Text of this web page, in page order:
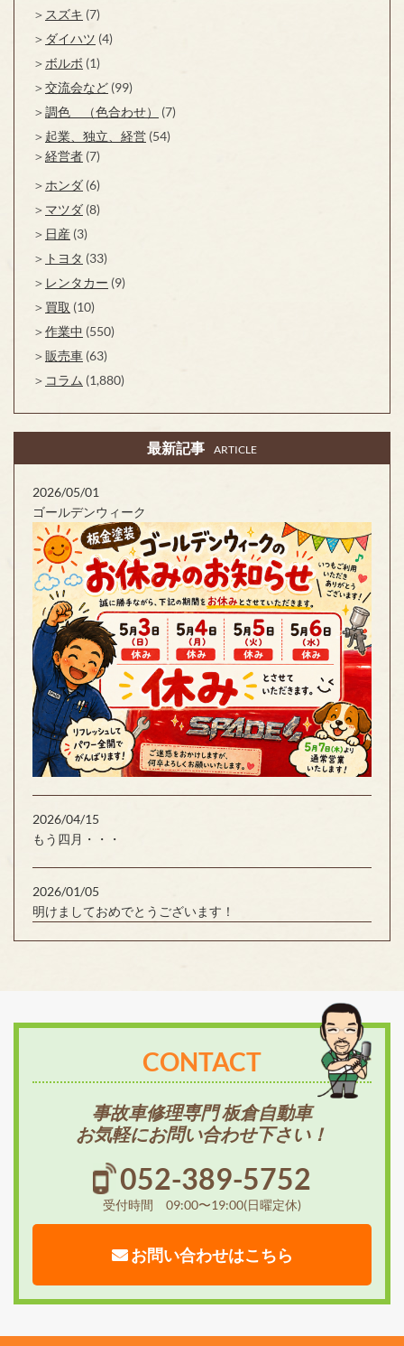
スズキ (7)
ダイハツ (4)
ボルボ (1)
交流会など (99)
調色 （色合わせ）
(7)
起業、独立、経営 (54)
経営者 (7)
ホンダ (6)
マツダ (8)
日産 (3)
トヨタ (33)
レンタカー (9)
買取 (10)
作業中 (550)
販売車 (63)
コラム (1,880)
最新記事 ARTICLE
2026/05/01
ゴールデンウィーク
2026/04/15
もう四月・・・
2026/01/05
明けましておめでとうございます！
CONTACT
事故車修理専門 板倉自動車
お気軽にお問い合わせ下さい！
052-389-5752
受付時間 09:00〜19:00(日曜定休)
お問い合わせはこちら